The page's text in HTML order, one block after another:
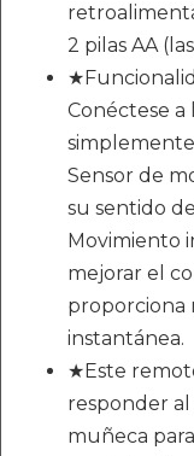
2 pilas AA
Conéctese
Sensor de
su sentido
Movimiento
mejorar el
proporciona
instantánea.
★Este
responder
muñeca